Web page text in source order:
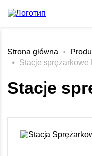
Strona główna
Stacje sprężarkowe
Stacje